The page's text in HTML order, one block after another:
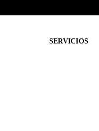
SERVICIOS